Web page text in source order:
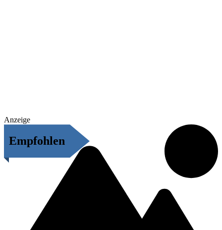
Anzeige
Empfohlen